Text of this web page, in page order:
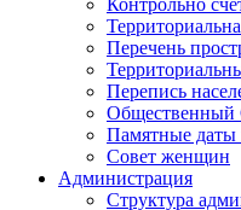
Контрольно
Перечень
Перепись
Общественный
Памятные даты
Совет женщин
Администрация
Структура